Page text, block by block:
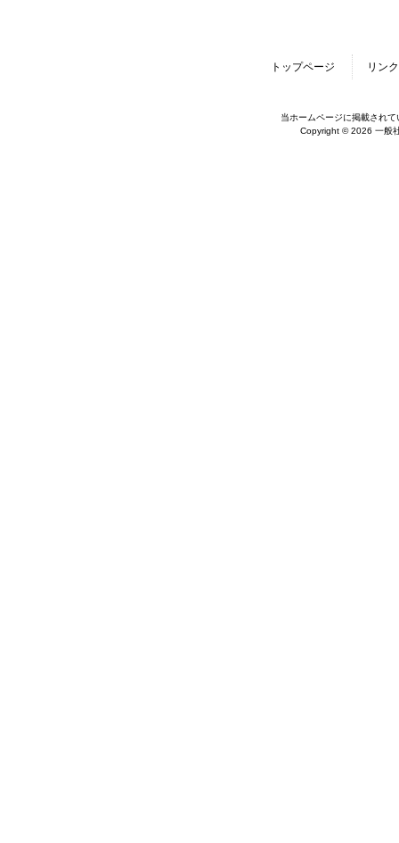
トップページ リンク
当ホームページに掲載され
Copyright © 2026 一般